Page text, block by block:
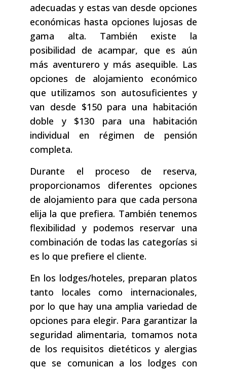
adecuadas y estas van desde opciones
económicas hasta opciones lujosas de
gama alta. También existe la
posibilidad de acampar, que es aún
más aventurero y más asequible. Las
opciones de alojamiento económico
que utilizamos son autosuficientes y
van desde $150 para una habitación
doble y $130 para una habitación
individual en régimen de pensión
completa.
Durante el proceso de reserva,
proporcionamos diferentes opciones
de alojamiento para que cada persona
elija la que prefiera. También tenemos
flexibilidad y podemos reservar una
combinación de todas las categorías si
es lo que prefiere el cliente.
En los lodges/hoteles, preparan platos
tanto locales como internacionales,
por lo que hay una amplia variedad de
opciones para elegir. Para garantizar la
seguridad alimentaria, tomamos nota
de los requisitos dietéticos y alergias
que se comunican a los lodges con